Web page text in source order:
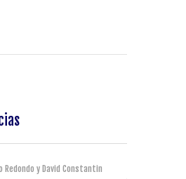
Redondo y David Constantin